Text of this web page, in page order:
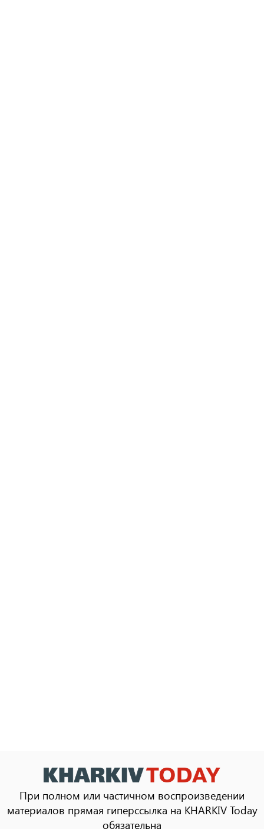
При полном или частичном воспроизведении
материалов прямая гиперссылка на KHARKIV Today
обязательна